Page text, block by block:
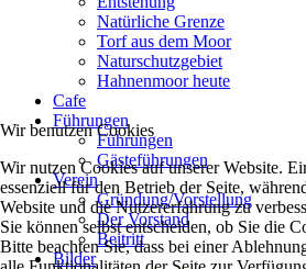
Natürliche Grenze
Torf aus dem Moor
Naturschutzgebiet
Hahnenmoor heute
Cafe
Führungen
Führungen
Gästeführungen
Verein
Gründung/Vorstellung
Der Vorstand
Beitritt
Bilder
Wir benutzen Cookies
Wir nutzen Cookies auf unserer Website.
essenziell für den Betrieb der Seite,
Website und die Nutzererfahrung zu
Sie können selbst entscheiden, ob Sie die
Bitte beachten Sie, dass bei einer